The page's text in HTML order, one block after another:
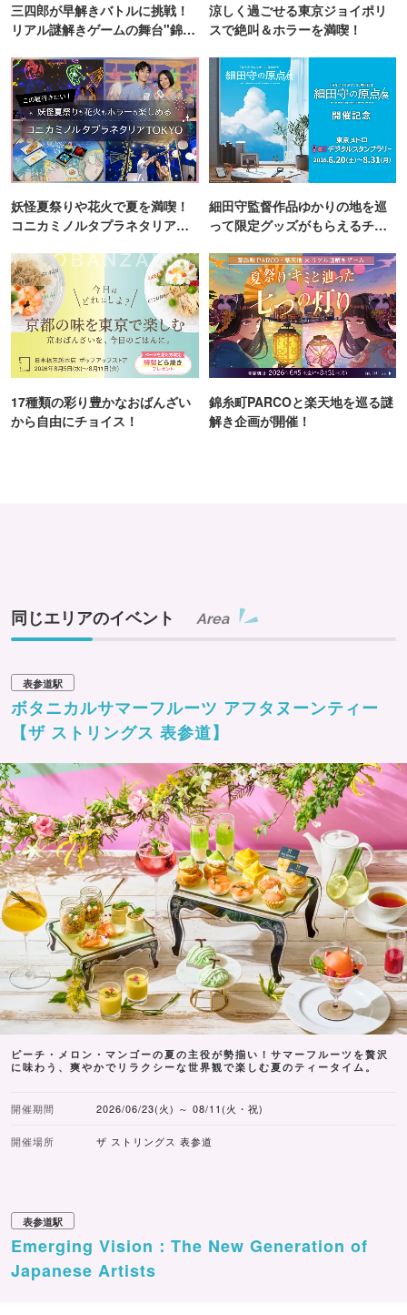
が変更になる場合がございます。
※内容の詳細は公式サイトをご確認ください。
三四郎が早解きバトルに挑戦！
リアル謎解きゲームの舞台"錦糸
涼しく過ごせる東京ジョイポリ
スで絶叫＆ホラーを満喫！
妖怪夏祭りや花火で夏を満喫！
コニカミノルタプラネタリア
細田守監督作品ゆかりの地を巡
って限定グッズがもらえるチャ
17種類の彩り豊かなおばんざい
から自由にチョイス！
錦糸町PARCOと楽天地を巡る謎
解き企画が開催！
同じエリアのイベント Area
表参道駅
ボタニカルサマーフルーツ アフタヌーンティー
【ザ ストリングス 表参道】
ピーチ・メロン・マンゴーの夏の主役が勢揃い！サマーフルーツを贅沢
に味わう、爽やかでリラクシーな世界観で楽しむ夏のティータイム。
開催期間 2026/06/23(火) ～ 08/11(火・祝)
開催場所 ザ ストリングス 表参道
表参道駅
Emerging Vision：The New Generation of
Japanese Artists